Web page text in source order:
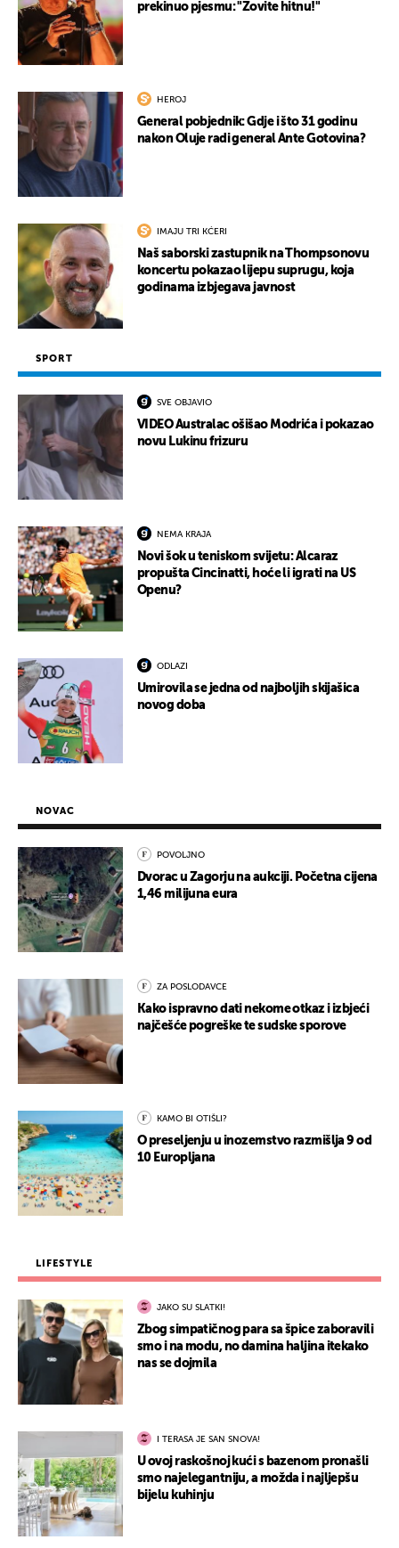
prekinuo pjesmu: "Zovite hitnu!"
HEROJ
General pobjednik: Gdje i što 31 godinu
nakon Oluje radi general Ante Gotovina?
IMAJU TRI KĆERI
Naš saborski zastupnik na Thompsonovu
koncertu pokazao lijepu suprugu, koja
godinama izbjegava javnost
SPORT
SVE OBJAVIO
VIDEO Australac ošišao Modrića i pokazao
novu Lukinu frizuru
NEMA KRAJA
Novi šok u teniskom svijetu: Alcaraz
propušta Cincinatti, hoće li igrati na US
Openu?
ODLAZI
Umirovila se jedna od najboljih skijašica
novog doba
NOVAC
POVOLJNO
Dvorac u Zagorju na aukciji. Početna cijena
1,46 milijuna eura
ZA POSLODAVCE
Kako ispravno dati nekome otkaz i izbjeći
najčešće pogreške te sudske sporove
KAMO BI OTIŠLI?
O preseljenju u inozemstvo razmišlja 9 od
10 Europljana
LIFESTYLE
JAKO SU SLATKI!
Zbog simpatičnog para sa špice zaboravili
smo i na modu, no damina haljina itekako
nas se dojmila
I TERASA JE SAN SNOVA!
U ovoj raskošnoj kući s bazenom pronašli
smo najelegantniju, a možda i najljepšu
bijelu kuhinju